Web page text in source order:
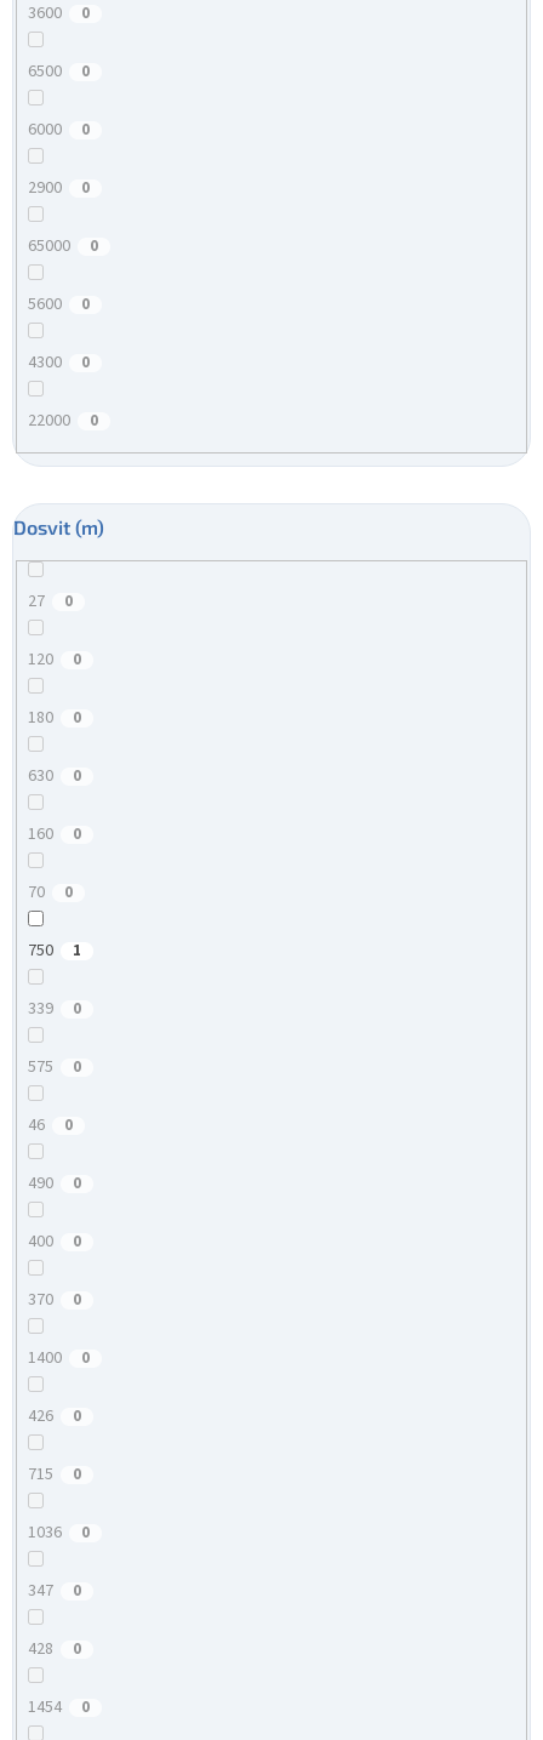
3600 0
6500 0
6000 0
2900 0
65000 0
5600 0
4300 0
22000 0
Dosvit (m)
27 0
120 0
180 0
630 0
160 0
70 0
750 1
339 0
575 0
46 0
490 0
400 0
370 0
1400 0
426 0
715 0
1036 0
347 0
428 0
1454 0